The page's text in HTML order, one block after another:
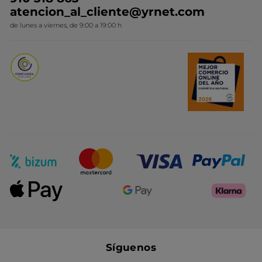
Novedades del mes
atencion_al_cliente@yrnet.com
de lunes a viernes, de 9:00 a 19:00 h
Síguenos